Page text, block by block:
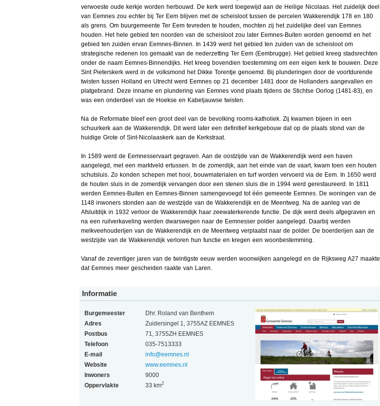
verwoeste oude kerkje worden herbouwd. De kerk werd toegewijd aan de Heilige Nicolaas. Het zuidelijk deel
van Eemnes zou echter bij Ter Eem blijven met de scheisloot tussen de percelen Wakkerendijk 178 en 180
als grens. Om buurgemeente Ter Eem tevreden te houden, mochten zij het zuidelijke deel van Eemnes
houden. Het hele gebied ten noorden van de scheisloot zou later Eemnes-Buiten worden genoemd en het
gebied ten zuiden ervan Eemnes-Binnen. In 1439 werd het gebied ten zuiden van de scheisloot om
strategische redenen los gemaakt van de nederzetting Ter Eem (Eembrugge). Het gebied kreeg stadsrechten
onder de naam Eemnes-Binnendijks. Het kreeg bovendien toestemming om een eigen kerk te bouwen. Deze
Sint Pieterskerk werd in de volksmond het Dikke Torentje genoemd. Bij plunderingen door de voortdurende
twisten tussen Holland en Utrecht werd Eemnes op 21 december 1481 door de Hollanders aangevallen en
platgebrand. Deze inname en plundering van Eemnes vond plaats tijdens de Stichtse Oorlog (1481-83), en
was een onderdeel van de Hoekse en Kabeljauwse twisten.
Na de Reformatie bleef een groot deel van de bevolking rooms-katholiek. Zij kwamen bijeen in een
schuurkerk aan de Wakkerendijk. Dit werd later een definitief kerkgebouw dat op de plaats stond van de
huidige Grote of Sint-Nicolaaskerk aan de Kerkstraat.
In 1589 werd de Eemnesservaart gegraven. Aan de oostzijde van de Wakkerendijk werd een haven
aangelegd, met een marktveld ertussen. In de zomerdijk, aan het einde van de vaart, kwam toen een houten
schutsluis. Zo konden schepen met hooi, bouwmaterialen en turf worden vervoerd via de Eem. In 1650 werd
de houten sluis in de zomerdijk vervangen door een stenen sluis die in 1994 werd gerestaureerd. In 1811
werden Eemnes-Buiten en Eemnes-Binnen samengevoegd tot één gemeente Eemnes. De woningen van de
1148 inwoners stonden aan de westzijde van de Wakkerendijk en de Meentweg. Na de aanleg van de
Afsluitdijk in 1932 verloor de Wakkerendijk haar zeewaterkerende functie. De dijk werd deels afgegraven en
na een ruilverkaveling werden dwarswegen naar de Eemnesser polder aangelegd. Daarbij werden
melkveehouderijen van de Wakkerendijk en de Meentweg verplaatst naar de polder. De boerderijen aan de
westzijde van de Wakkerendijk verloren hun functie en kregen een woonbestemming.
Vanaf de zeventiger jaren van de twintigste eeuw werden woonwijken aangelegd en de Rijksweg A27 maakte
dat Eemnes meer gescheiden raakte van Laren.
Informatie
Burgemeester
Dhr. Roland van Benthem
Adres
Zuidersingel 1, 3755AZ EEMNES
Postbus
71, 3755ZH EEMNES
Telefoon
035-7513333
E-mail
info@eemnes.nl
Website
www.eemnes.nl
Inwoners
9000
Oppervlakte
33 km2